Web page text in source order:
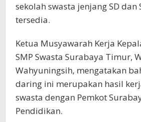
sekolah swasta jenjang SD dan
tersedia.
Ketua Musyawarah Kerja
SMP Swasta Surabaya Timur,
Wahyuningsih, mengatakan
daring ini merupakan hasil
swasta dengan Pemkot
Pendidikan.